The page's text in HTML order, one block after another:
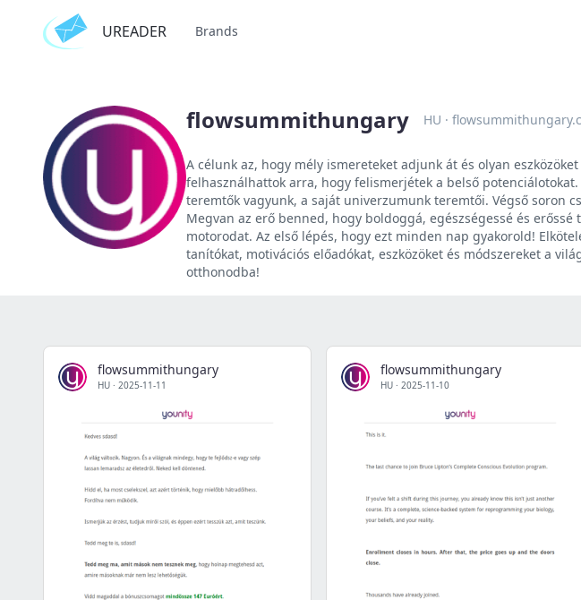
UREADER Brands
flowsummithungary HU ·
A célunk az, hogy mély ismereteket adjunk át és olyan
felhasználhattok arra, hogy felismerjétek a belső
teremtők vagyunk, a saját univerzumunk teremtői. Végső soron
Megvan az erő benned, hogy boldoggá, egészségessé és
motorodat. Az első lépés, hogy ezt minden nap gyakorold!
tanítókat, motivációs előadókat, eszközöket és módszereket a
otthonodba!
flowsummithungary
HU · 2025-11-11
flowsummithungary
HU · 2025-11-10